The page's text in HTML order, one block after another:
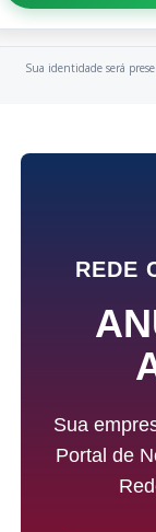
Sua identidade será
REDE
Sua
Portal de